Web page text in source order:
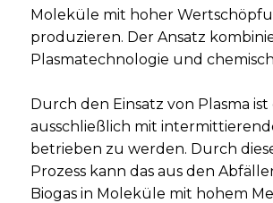
Moleküle mit hoher
produzieren. Der Ansatz
Plasmatechnologie und
Durch den Einsatz von Plasma ist
ausschließlich mit
betrieben zu werden. Durch
Prozess kann das aus den
Biogas in Moleküle mit hohem